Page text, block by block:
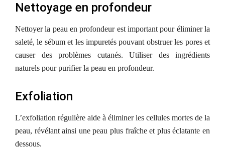
Nettoyage en profondeur
Nettoyer la peau en profondeur est important pour éliminer la
saleté, le sébum et les impuretés pouvant obstruer les pores et
causer des problèmes cutanés. Utiliser des ingrédients
naturels pour purifier la peau en profondeur.
Exfoliation
L’exfoliation régulière aide à éliminer les cellules mortes de la
peau, révélant ainsi une peau plus fraîche et plus éclatante en
dessous.